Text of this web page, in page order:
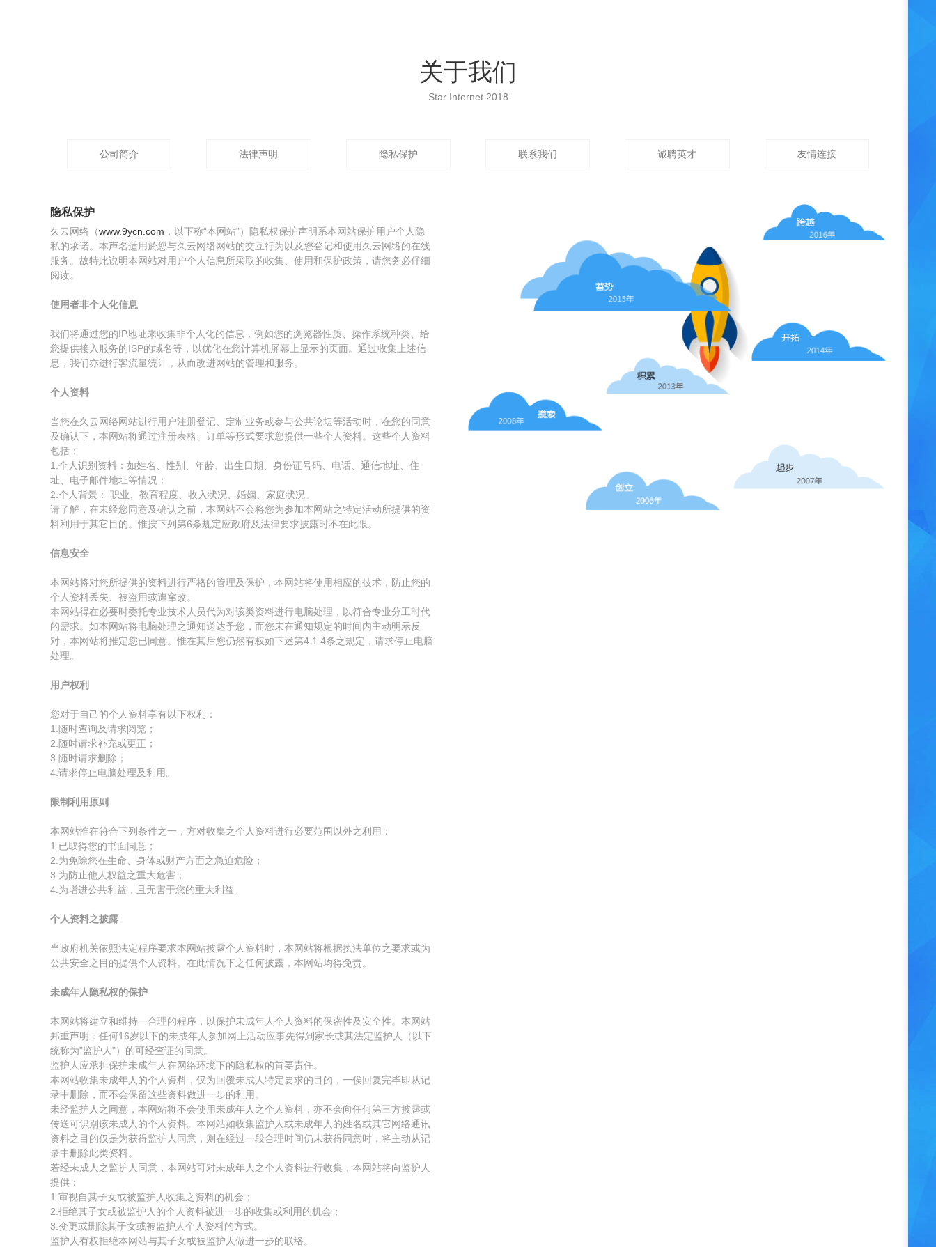
关于我们
Star Internet 2018
公司简介 法律声明 隐私保护 联系我们 诚聘英才 友情连接
隐私保护
久云网络（www.9ycn.com ，以下称“本网站”）隐私权保护声明系本网站保护用户个人隐
私的承诺。本声名适用於您与久云网络网站的交互行为以及您登记和使用久云网络的在线
服务。故特此说明本网站对用户个人信息所采取的收集、使用和保护政策，请您务必仔细
阅读。
使用者非个人化信息
我们将通过您的IP地址来收集非个人化的信息，例如您的浏览器性质、操作系统种类、给
您提供接入服务的ISP的域名等，以优化在您计算机屏幕上显示的页面。通过收集上述信
息，我们亦进行客流量统计，从而改进网站的管理和服务。
个人资料
当您在久云网络网站进行用户注册登记、定制业务或参与公共论坛等活动时，在您的同意
及确认下，本网站将通过注册表格、订单等形式要求您提供一些个人资料。这些个人资料
包括：
1.个人识别资料：如姓名、性别、年龄、出生日期、身份证号码、电话、通信地址、住
址、电子邮件地址等情况；
2.个人背景： 职业、教育程度、收入状况、婚姻、家庭状况。
请了解，在未经您同意及确认之前，本网站不会将您为参加本网站之特定活动所提供的资
料利用于其它目的。惟按下列第6条规定应政府及法律要求披露时不在此限。
信息安全
本网站将对您所提供的资料进行严格的管理及保护，本网站将使用相应的技术，防止您的
个人资料丢失、被盗用或遭窜改。
本网站得在必要时委托专业技术人员代为对该类资料进行电脑处理，以符合专业分工时代
的需求。如本网站将电脑处理之通知送达予您，而您未在通知规定的时间内主动明示反
对，本网站将推定您已同意。惟在其后您仍然有权如下述第4.1.4条之规定，请求停止电脑
处理。
用户权利
您对于自己的个人资料享有以下权利：
1.随时查询及请求阅览；
2.随时请求补充或更正；
3.随时请求删除；
4.请求停止电脑处理及利用。
限制利用原则
本网站惟在符合下列条件之一，方对收集之个人资料进行必要范围以外之利用：
1.已取得您的书面同意；
2.为免除您在生命、身体或财产方面之急迫危险；
3.为防止他人权益之重大危害；
4.为增进公共利益，且无害于您的重大利益。
个人资料之披露
当政府机关依照法定程序要求本网站披露个人资料时，本网站将根据执法单位之要求或为
公共安全之目的提供个人资料。在此情况下之任何披露，本网站均得免责。
未成年人隐私权的保护
本网站将建立和维持一合理的程序，以保护未成年人个人资料的保密性及安全性。本网站
郑重声明：任何16岁以下的未成年人参加网上活动应事先得到家长或其法定监护人（以下
统称为"监护人"）的可经查证的同意。
监护人应承担保护未成年人在网络环境下的隐私权的首要责任。
本网站收集未成年人的个人资料，仅为回覆未成人特定要求的目的，一俟回复完毕即从记
录中删除，而不会保留这些资料做进一步的利用。
未经监护人之同意，本网站将不会使用未成年人之个人资料，亦不会向任何第三方披露或
传送可识别该未成人的个人资料。本网站如收集监护人或未成年人的姓名或其它网络通讯
资料之目的仅是为获得监护人同意，则在经过一段合理时间仍未获得同意时，将主动从记
录中删除此类资料。
若经未成人之监护人同意，本网站可对未成年人之个人资料进行收集，本网站将向监护人
提供：
1.审视自其子女或被监护人收集之资料的机会；
2.拒绝其子女或被监护人的个人资料被进一步的收集或利用的机会；
3.变更或删除其子女或被监护人个人资料的方式。
监护人有权拒绝本网站与其子女或被监护人做进一步的联络。